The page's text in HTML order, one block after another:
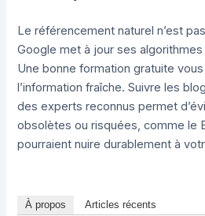
Le référencement naturel n’est
Google met à jour ses
Une bonne formation gratuite
l’information fraîche. Suivre les
des experts reconnus permet
obsolètes ou risquées, comme le
pourraient nuire durablement à
À propos Articles récents